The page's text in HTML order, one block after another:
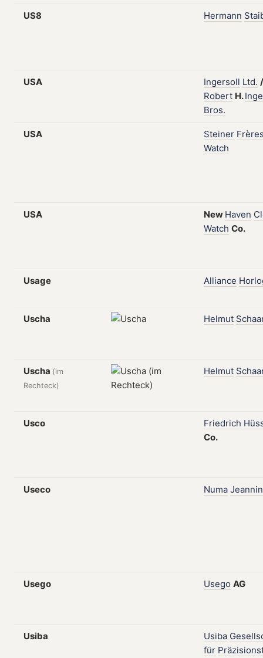
US8 Hermann
USA Ingersoll Ltd. /
Robert H.
Bros.
USA Steiner
Watch
USA New Haven
Watch Co.
Usage Alliance
Uscha Helmut
Uscha (im
Rechteck)
Helmut
Usco Friedrich
Co.
Useco Numa Jeannin
Usego Usego AG
Usiba Usiba
für